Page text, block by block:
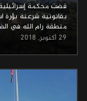
قضت محكمة
بقانونية شرعنة
منطقة رام الله في
29 أكتوبر, 2018